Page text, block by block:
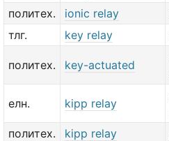
политех.
ionic relay
тлг.
key relay
политех. key-actuated
елн. kipp relay
политех.
kipp relay